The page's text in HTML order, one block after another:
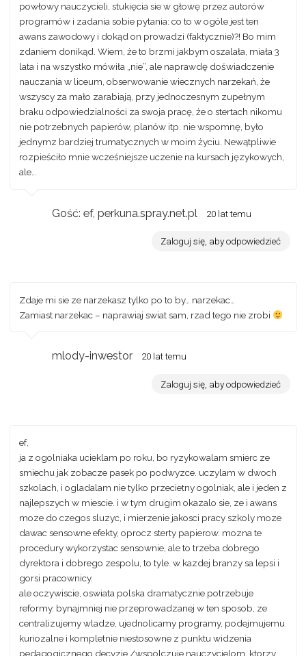
powłowy nauczycieli, stukięcia sie w głowę przez autorów
programów i zadania sobie pytania: co to w ogóle jest ten
awans zawodowy i dokąd on prowadzi (faktycznie)?! Bo mim
zdaniem donikąd. Wiem, że to brzmi jakbym oszalała, miała 3
lata i na wszystko mówiła „nie”, ale naprawdę doświadczenie
nauczania w liceum, obserwowanie wiecznych narzekań, że
wszyscy za mało zarabiają, przy jednoczesnym zupełnym
braku odpowiedzialności za swoja pracę, że o stertach nikomu
nie potrzebnych papierów, planów itp. nie wspomnę, było
jednymz bardziej trumatycznych w moim życiu. Newątpliwie
rozpieściło mnie wcześniejsze uczenie na kursach językowych,
ale…
Gość: ef, perkuna.spray.net.pl 20 lat temu
Zaloguj się, aby odpowiedzieć
Zdaje mi sie ze narzekasz tylko po to by… narzekac…
Zamiast narzekac – naprawiaj swiat sam, rzad tego nie zrobi
mlody-inwestor 20 lat temu
Zaloguj się, aby odpowiedzieć
ef,
ja z ogolniaka ucieklam po roku, bo ryzykowalam smierc ze
smiechu jak zobacze pasek po podwyzce. uczylam w dwoch
szkolach, i ogladalam nie tylko przecietny ogolniak, ale i jeden z
najlepszych w miescie. i w tym drugim okazalo sie, ze i awans
moze do czegos sluzyc, i mierzenie jakosci pracy szkoly moze
dawac sensowne efekty, oprocz sterty papierow. mozna te
procedury wykorzystac sensownie, ale to trzeba dobrego
dyrektora i dobrego zespolu, to tyle. w kazdej branzy sa lepsi i
gorsi pracownicy.
ale oczywiscie, oswiata polska dramatycznie potrzebuje
reformy. bynajmniej nie przeprowadzanej w ten sposob, ze
centralizujemy wladze, ujednolicamy programy, podejmujemu
kuriozalne i kompletnie niestosowne z punktu widzenia
pedagogicznego decyzje /wspolczuje nauczycielom, ktorzy